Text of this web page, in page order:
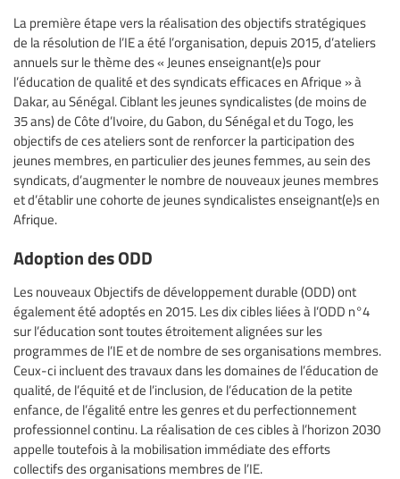
La première étape vers la réalisation des objectifs stratégiques
de la résolution de l’IE a été l’organisation, depuis 2015, d’ateliers
annuels sur le thème des « Jeunes enseignant(e)s pour
l’éducation de qualité et des syndicats efficaces en Afrique » à
Dakar, au Sénégal. Ciblant les jeunes syndicalistes (de moins de
35 ans) de Côte d’Ivoire, du Gabon, du Sénégal et du Togo, les
objectifs de ces ateliers sont de renforcer la participation des
jeunes membres, en particulier des jeunes femmes, au sein des
syndicats​, d’augmenter le nombre de nouveaux jeunes membres
et d’établir une cohorte de jeunes syndicalistes enseignant(e)s en
Afrique​.
Adoption des ODD
Les nouveaux Objectifs de développement durable (ODD) ont
également été adoptés en 2015. Les dix cibles liées à l’ODD n°4
sur l’éducation sont toutes étroitement alignées sur les
programmes de l’IE et de nombre de ses organisations membres.
Ceux-ci incluent des travaux dans les domaines de l’éducation de
qualité, de l’équité et de l’inclusion, de l’éducation de la petite
enfance, de l’égalité entre les genres et du perfectionnement
professionnel continu. La réalisation de ces cibles à l’horizon 2030
appelle toutefois à la mobilisation immédiate des efforts
collectifs des organisations membres de l’IE.